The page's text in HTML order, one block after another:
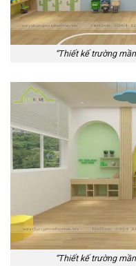
“Thiết kế trường
“Thiết kế trường